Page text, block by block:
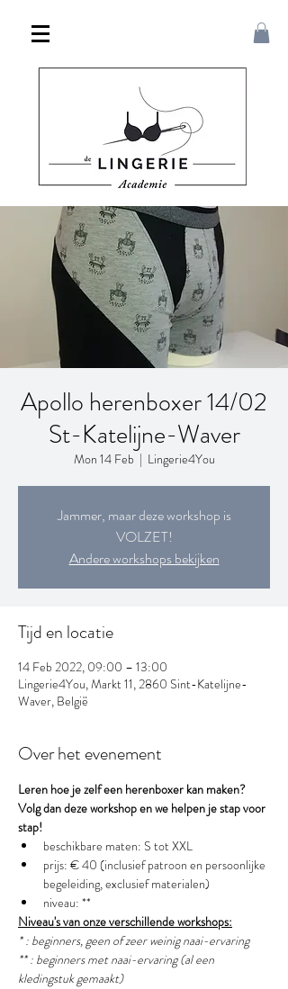
Apollo herenboxer 14/02
St-Katelijne-Waver
Mon 14 Feb
  |
Lingerie4You
Jammer, maar deze workshop is
VOLZET!
Andere workshops bekijken
Tijd en locatie
14 Feb 2022, 09:00 – 13:00
Lingerie4You, Markt 11, 2860 Sint-Katelijne-
Waver, België
Over het evenement
Leren hoe je zelf een herenboxer kan maken?
Volg dan deze workshop en we helpen je stap voor
stap!
beschikbare maten: S tot XXL
prijs: € 40 (inclusief patroon en persoonlijke
begeleiding, exclusief materialen)
niveau: **
Niveau's van onze verschillende workshops:
* : beginners, geen of zeer weinig naai-ervaring
** : beginners met naai-ervaring (al een
kledingstuk gemaakt)